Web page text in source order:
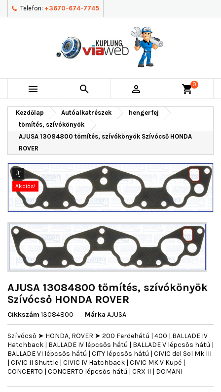
Telefon: +3670-674-7745
   shopping_cart0
Kezdőlap Autóalkatrészek
hengerfej
tömítés, szívókönyök
AJUSA 13084800 tömítés, szívókönyök Szívócső HONDA
ROVER
Új
Akciós!
AJUSA 13084800 tömítés, szívókönyök
Szívócső HONDA ROVER
Cikkszám 13084800 Márka AJUSA
Szívócső ➤ HONDA, ROVER ➤ 200 Ferdehátú | 400 | BALLADE IV
Hatchback | BALLADE IV lépcsős hátú | BALLADE V lépcsős hátú |
BALLADE VI lépcsős hátú | CITY lépcsős hátú | CIVIC del Sol Mk III
| CIVIC II Shuttle | CIVIC IV Hatchback | CIVIC MK V Kupé |
CONCERTO | CONCERTO lépcsős hátú | CRX II | DOMANI